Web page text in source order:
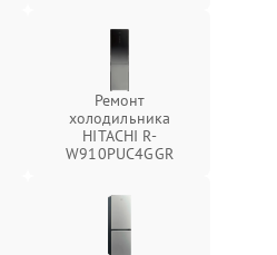
Ремонт
холодильника
HITACHI R-
W910PUC4GGR